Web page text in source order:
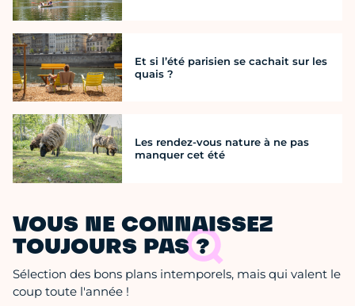
Et si l’été parisien se cachait sur les
quais ?
Les rendez-vous nature à ne pas
manquer cet été
VOUS NE CONNAISSEZ
TOUJOURS PAS ?
Sélection des bons plans intemporels, mais qui valent le
coup toute l'année !